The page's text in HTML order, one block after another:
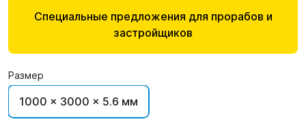
Специальные предложения для прорабов и
застройщиков
Размер
1000 x 3000 x 5.6 мм